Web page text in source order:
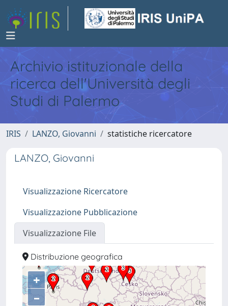
Archivio istituzionale della
ricerca dell'Università degli
Studi di Palermo
IRIS LANZO, Giovanni statistiche ricercatore
LANZO, Giovanni
Visualizzazione Ricercatore
Visualizzazione Pubblicazione
Visualizzazione File
Distribuzione geografica
+
–